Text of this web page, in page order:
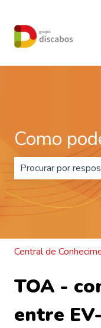
Como
Não há
Central de
TOA -
entre